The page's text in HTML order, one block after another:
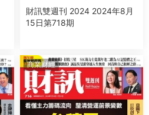
財訊雙週刊 2024 2024年8月
15日第718期
商業财經